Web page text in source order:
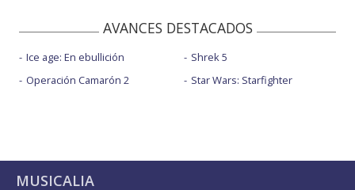
AVANCES DESTACADOS
Ice age: En ebullición
Operación Camarón 2
Shrek 5
Star Wars: Starfighter
MUSICALIA